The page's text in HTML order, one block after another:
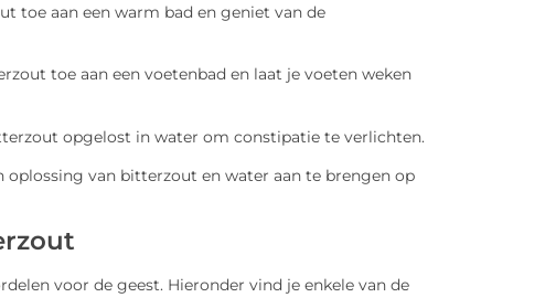
toe aan een warm bad en geniet van de
toe aan een voetenbad en laat je voeten weken
opgelost in water om constipatie te verlichten.
oplossing van bitterzout en water aan te brengen op
voor de geest. Hieronder vind je enkele van de